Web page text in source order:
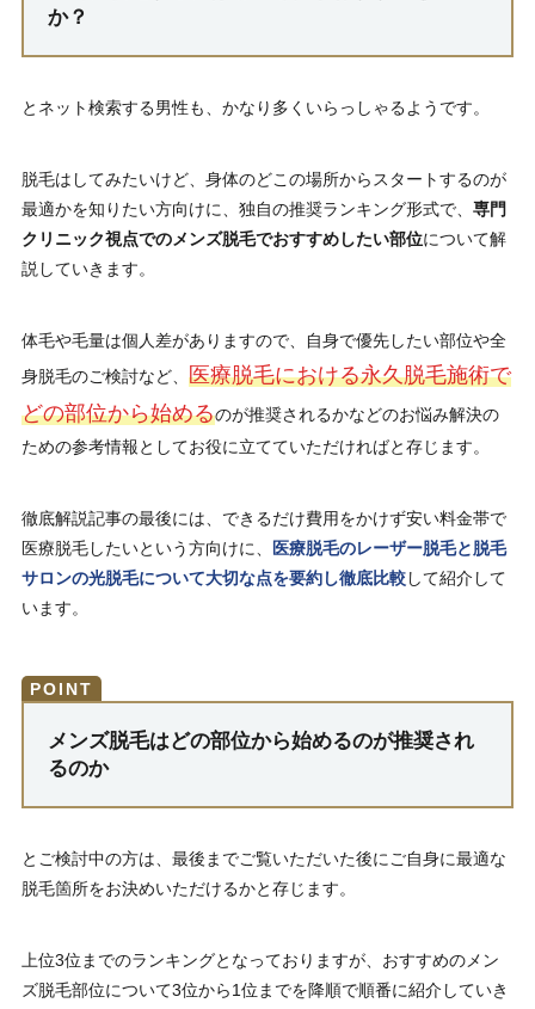
か？
とネット検索する男性も、かなり多くいらっしゃるようです。
脱毛はしてみたいけど、身体のどこの場所からスタートするのが
最適かを知りたい方向けに、独自の推奨ランキング形式で、 専門
クリニック視点でのメンズ脱毛でおすすめしたい部位について解
説していきます。
体毛や毛量は個人差がありますので、自身で優先したい部位や全
身脱毛のご検討など、 医療脱毛における永久脱毛施術で
どの部位から始めるのが推奨されるかなどのお悩み解決の
ための参考情報としてお役に立てていただければと存じます。
徹底解説記事の最後には、できるだけ費用をかけず安い料金帯で
医療脱毛したいという方向けに、
医療脱毛のレーザー脱毛と脱毛
サロンの光脱毛について大切な点を要約し徹底比較して紹介して
います。
メンズ脱毛はどの部位から始めるのが推奨され
るのか
とご検討中の方は、最後までご覧いただいた後にご自身に最適な
脱毛箇所をお決めいただけるかと存じます。
上位3位までのランキングとなっておりますが、おすすめのメン
ズ脱毛部位について3位から1位までを降順で順番に紹介していき